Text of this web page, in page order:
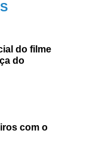
do filme
do
com o